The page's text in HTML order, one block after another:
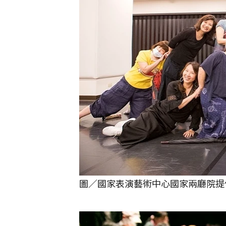
圖／國家表演藝術中心國家兩廳院